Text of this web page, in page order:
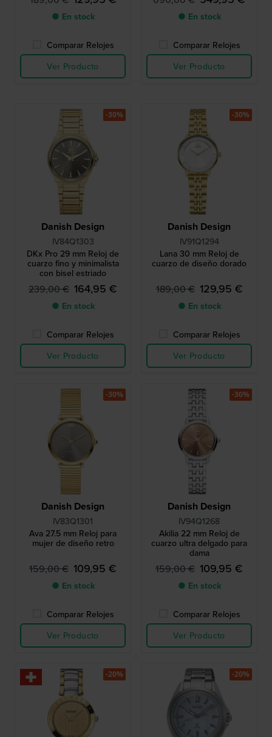
● En stock
Comparar Relojes
Ver Producto
● En stock
Comparar Relojes
Ver Producto
Danish Design
IV84Q1303
DKx Pro 29 mm Reloj de
cuarzo fino y minimalista
con bisel estriado
239,00 € 164,95 €
● En stock
Comparar Relojes
Ver Producto
-30%
Danish Design
IV91Q1294
Lana 30 mm Reloj de
cuarzo de diseño dorado
189,00 € 129,95 €
● En stock
Comparar Relojes
Ver Producto
-30%
Danish Design
IV83Q1301
Ava 27.5 mm Reloj para
mujer de diseño retro
159,00 € 109,95 €
● En stock
Comparar Relojes
Ver Producto
-30%
Danish Design
IV94Q1268
Akilia 22 mm Reloj de
cuarzo ultra delgado para
dama
159,00 € 109,95 €
● En stock
Comparar Relojes
Ver Producto
-30%
-20% -20%